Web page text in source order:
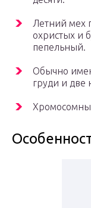
Летний мех
охристых и
пепельный.
Обычно
груди и две